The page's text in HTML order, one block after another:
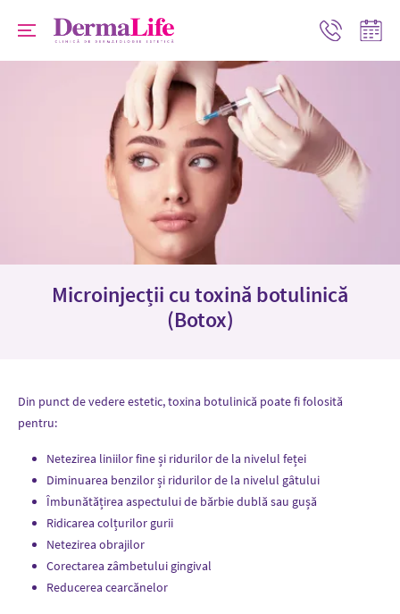
Contactonline
Microinjecții cu toxină botulinică
(Botox)
Din punct de vedere estetic, toxina botulinică poate fi folosită
pentru:
Netezirea liniilor fine și ridurilor de la nivelul feței
Diminuarea benzilor și ridurilor de la nivelul gâtului
Îmbunătățirea aspectului de bărbie dublă sau gușă
Ridicarea colțurilor gurii
Netezirea obrajilor
Corectarea zâmbetului gingival
Reducerea cearcănelor